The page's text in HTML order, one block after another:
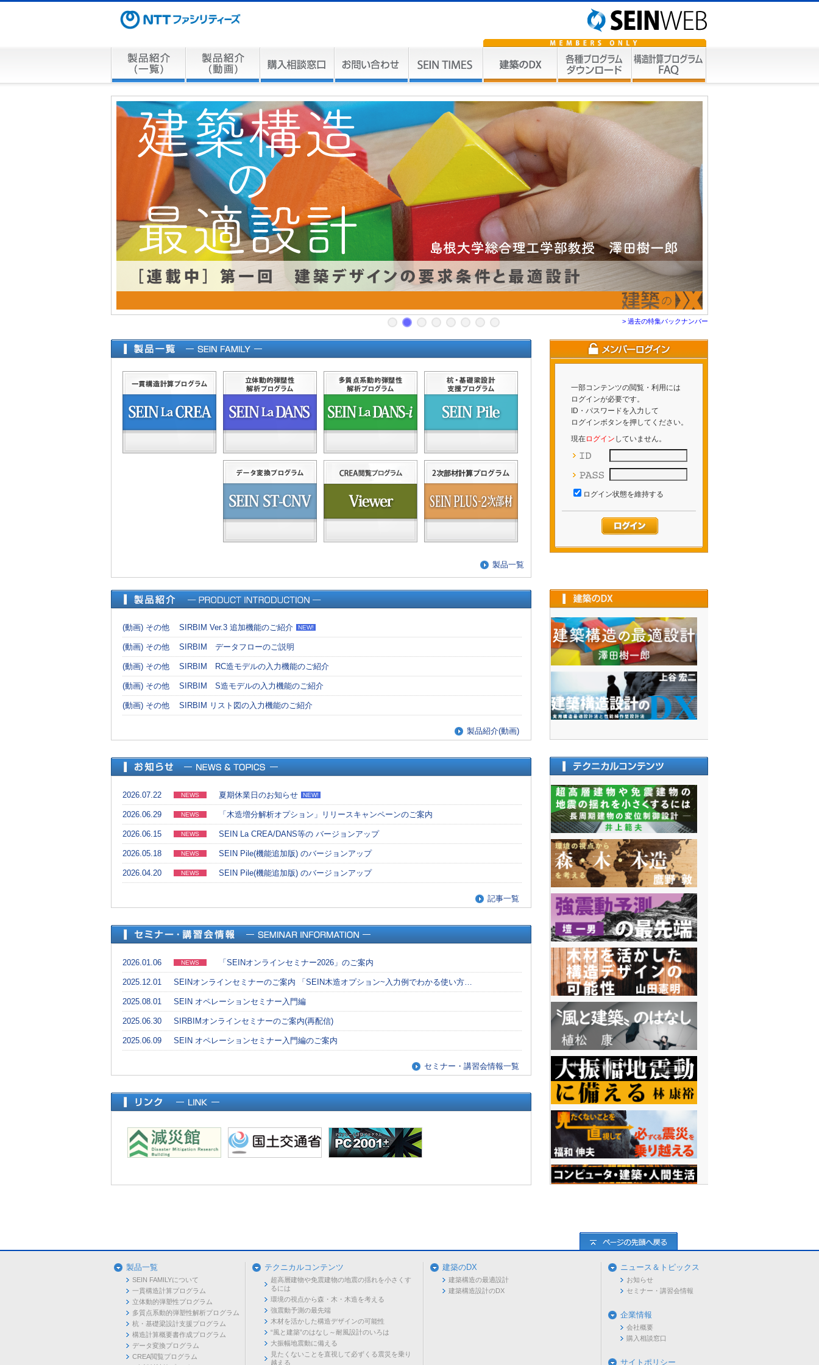
> 過去の特集バックナンバー
製品一覧
(動画) その他 SIRBIM Ver.3 追加機能のご紹介 NEW!
(動画) その他 SIRBIM データフローのご説明
(動画) その他 SIRBIM RC造モデルの入力機能のご紹介
(動画) その他 SIRBIM S造モデルの入力機能のご紹介
(動画) その他 SIRBIM リスト図の入力機能のご紹介
製品紹介(動画)
2026.07.22 NEWS 夏期休業日のお知らせ NEW!
2026.06.29 NEWS 「木造増分解析オプション」リリースキャンペーンのご案内
2026.06.15 NEWS SEIN La CREA/DANS等の バージョンアップ
2026.05.18 NEWS SEIN Pile(機能追加版) のバージョンアップ
2026.04.20 NEWS SEIN Pile(機能追加版) のバージョンアップ
記事一覧
2026.01.06 NEWS 「SEINオンラインセミナー2026」のご案内
2025.12.01 SEINオンラインセミナーのご案内 「SEIN木造オプション~入力例でわかる使い方…
2025.08.01 SEIN オペレーションセミナー入門編
2025.06.30 SIRBIMオンラインセミナーのご案内(再配信)
2025.06.09 SEIN オペレーションセミナー入門編のご案内
セミナー・講習会情報一覧
一部コンテンツの閲覧・利用には
ログインが必要です。
ID・パスワードを入力して
ログインボタンを押してください。
現在ログイン していません。
ログイン状態を維持する
製品一覧
SEIN FAMILYについて
一貫構造計算プログラム
立体動的弾塑性プログラム
多質点系動的弾塑性解析プログラム
杭・基礎梁設計支援プログラム
構造計算概要書作成プログラム
データ変換プログラム
CREA閲覧プログラム
テクニカルコンテンツ
超高層建物や免震建物の地震の揺れを小さくす
るには
環境の視点から森・木・木造を考える
強震動予測の最先端
木材を活かした構造デザインの可能性
“風と建築”のはなし～耐風設計のいろは
大振幅地震動に備える
見たくないことを直視して必ずくる震災を乗り
越える
建築のDX
建築構造の最適設計
建築構造設計のDX
ニュース＆トピックス
お知らせ
セミナー・講習会情報
企業情報
会社概要
購入相談窓口
サイトポリシー